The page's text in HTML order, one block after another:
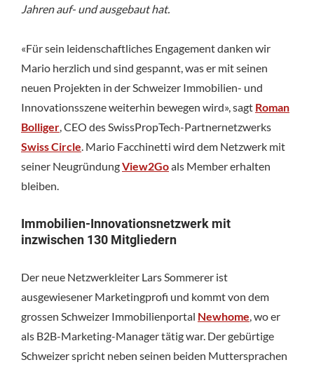
Jahren auf- und ausgebaut hat.
«Für sein leidenschaftliches Engagement danken wir
Mario herzlich und sind gespannt, was er mit seinen
neuen Projekten in der Schweizer Immobilien- und
Innovationsszene weiterhin bewegen wird», sagt Roman
Bolliger , CEO des SwissPropTech-Partnernetzwerks
Swiss Circle . Mario Facchinetti wird dem Netzwerk mit
seiner NeugründungView2Goals Member erhalten
bleiben.
Immobilien-Innovationsnetzwerk mit
inzwischen 130 Mitgliedern
Der neue Netzwerkleiter Lars Sommerer ist
ausgewiesener Marketingprofi und kommt von dem
grossen Schweizer Immobilienportal Newhome , wo er
als B2B-Marketing-Manager tätig war. Der gebürtige
Schweizer spricht neben seinen beiden Muttersprachen